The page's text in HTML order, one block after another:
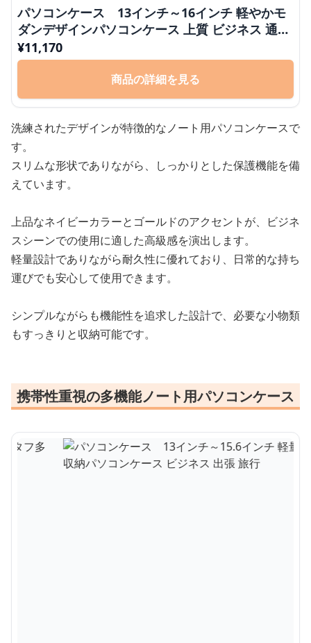
パソコンケース 13インチ～16インチ 軽やかモ
ダンデザインパソコンケース 上質 ビジネス 通勤
出張 在宅ワーク
¥11,170
商品の詳細を見る
洗練されたデザインが特徴的なノート用パソコンケースで
す。
スリムな形状でありながら、しっかりとした保護機能を備
えています。
上品なネイビーカラーとゴールドのアクセントが、ビジネ
スシーンでの使用に適した高級感を演出します。
軽量設計でありながら耐久性に優れており、日常的な持ち
運びでも安心して使用できます。
シンプルながらも機能性を追求した設計で、必要な小物類
もすっきりと収納可能です。
携帯性重視の多機能ノート用パソコンケース